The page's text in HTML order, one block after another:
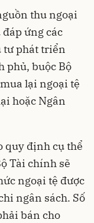
thu ngoại
ứng các
tư phát triển
phủ, buộc Bộ
lại ngoại tệ
hoặc Ngân
quy định cụ thể
Tài chính sẽ
ngoại tệ được
ngân sách. Số
bán cho